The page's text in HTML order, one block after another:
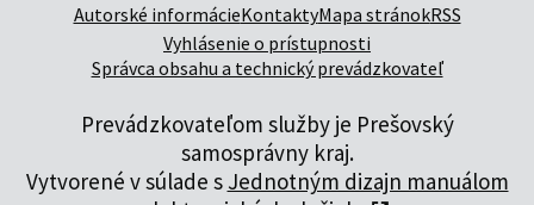
Autorské informácieKontaktyMapa stránokRSS
Vyhlásenie o prístupnosti
Správca obsahu a technický prevádzkovateľ
Prevádzkovateľom služby je Prešovský
samosprávny kraj.
Vytvorené v súlade s Jednotným dizajn manuálom